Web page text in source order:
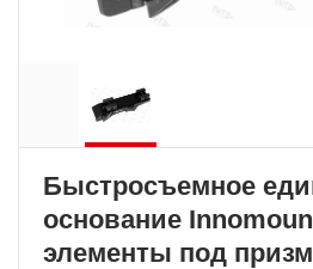
Быстросъемное
основание
элементы под